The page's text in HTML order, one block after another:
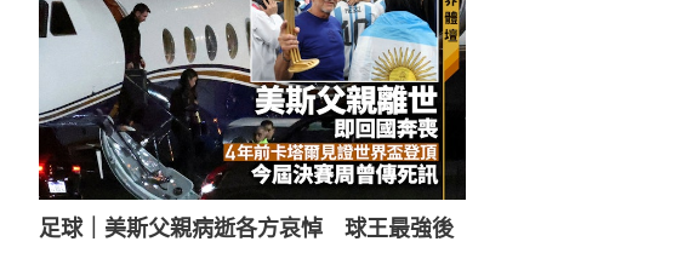
足球｜美斯父親病逝各方哀悼 球王最強後